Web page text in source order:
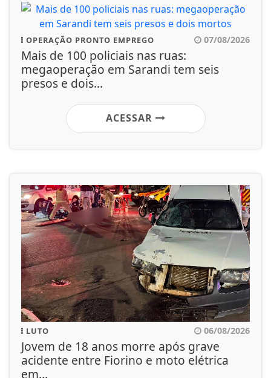
OPERAÇÃO PRONTO EMPREGO 07/08/2026
Mais de 100 policiais nas ruas:
megaoperação em Sarandi tem seis
presos e dois...
ACESSAR
LUTO 06/08/2026
Jovem de 18 anos morre após grave
acidente entre Fiorino e moto elétrica
em...